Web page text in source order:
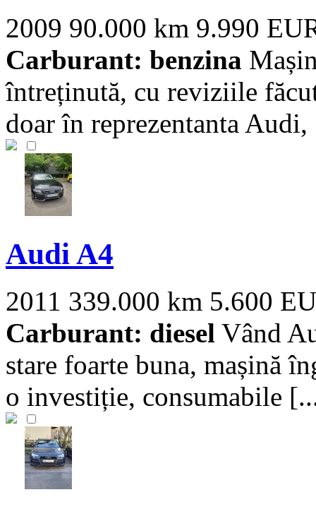
2009 90.000 km 9.990
Carburant: benzina
întreținută, cu reviziile
doar în reprezentanta
Audi A4
2011 339.000 km 5.600
Carburant: diesel Vând
stare foarte buna, mașină
o investiție, consumabile